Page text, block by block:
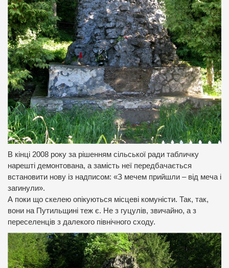
В кінці 2008 року за рішенням сільської ради табличку
нарешті демонтована, а замість неї передбачається
встановити нову із надписом: «З мечем прийшли – від меча і
загинули».
А поки що скелею опікуються місцеві комуністи. Так, так,
вони на Путильщині теж є. Не з гуцулів, звичайно, а з
переселенців з далекого північного сходу.